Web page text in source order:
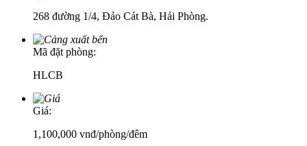
268 đường 1/4, Đảo Cát Bà, Hải Phòng.
Mã đặt phòng:
HLCB
Giá:
1,100,000 vnđ/phòng/đêm